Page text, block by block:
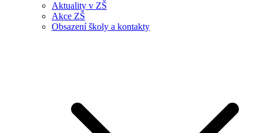
Aktuality v ZŠ
Akce ZŠ
Obsazení školy a kontakty